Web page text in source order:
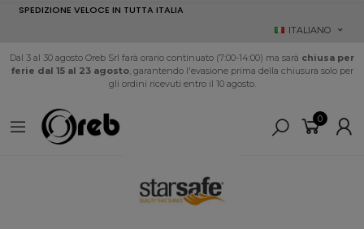
SPEDIZIONE VELOCE IN TUTTA ITALIA
ITALIANO
Dal 3 al 30 agosto Oreb Srl farà orario continuato (7:00-14:00) ma sarà chiusa per
ferie dal 15 al 23 agosto, garantendo l'evasione prima della chiusura solo per
gli ordini ricevuti entro il 10 agosto.
0